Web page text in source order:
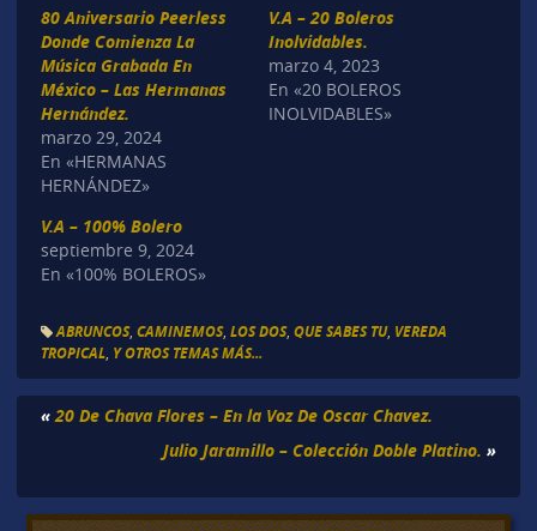
80 Aniversario Peerless
Donde Comienza La
Música Grabada En
México – Las Hermanas
Hernández.
marzo 29, 2024
En «HERMANAS
HERNÁNDEZ»
V.A – 20 Boleros
Inolvidables.
marzo 4, 2023
En «20 BOLEROS
INOLVIDABLES»
V.A – 100% Bolero
septiembre 9, 2024
En «100% BOLEROS»
ABRUNCOS, CAMINEMOS, LOS DOS, QUE SABES TU, VEREDA
TROPICAL, Y OTROS TEMAS MÁS...
« 20 De Chava Flores – En la Voz De Oscar Chavez.
Julio Jaramillo – Colección Doble Platino. »